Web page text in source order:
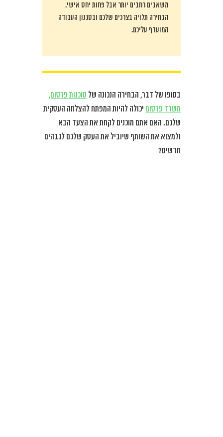
משאבים רחבים יותר אבל פחות יחס אישי.
הבחירה תלויה בצרכים שלכם ובסגנון העבודה
המועדף עליכם.
בסופו של דבר, הבחירה הנכונה של סוכנות פרסום,
משרד פרסום יכולה להיות המפתח להצלחה העסקית
שלכם. האם אתם מוכנים לקחת את הצעד הבא
ולמצוא את השותף שיוביל את העסק שלכם לגבהים
חדשים?